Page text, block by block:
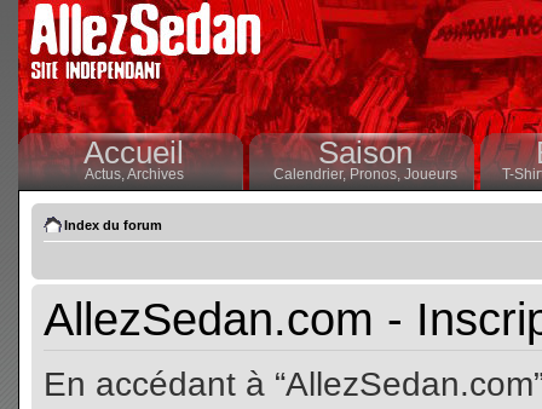
Accueil
Actus,Archives
Saison
Calendrier,Pronos, Joueurs T-
Index du forum
AllezSedan.com -
En accédant à